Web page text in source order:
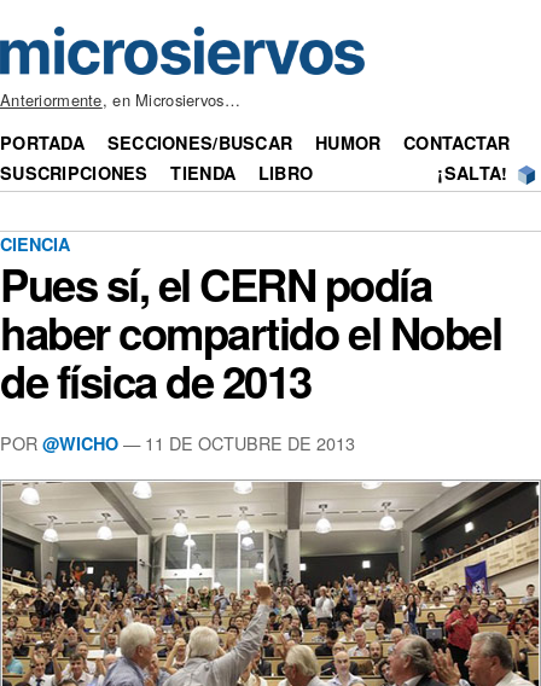
Anteriormente, en Microsiervos…
PORTADA SECCIONES/BUSCAR HUMOR
CONTACTAR
SUSCRIPCIONES
TIENDA LIBRO ¡SALTA!
CIENCIA
Pues sí, el CERN podía
haber compartido el Nobel
de física de 2013
POR @WICHO — 11 DE OCTUBRE DE 2013